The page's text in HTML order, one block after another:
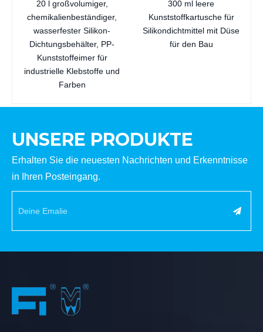
20 l großvolumiger,
chemikalienbeständiger,
wasserfester Silikon-
Dichtungsbehälter, PP-
Kunststoffeimer für
industrielle Klebstoffe und
Farben
300 ml leere
Kunststoffkartusche für
Silikondichtmittel mit Düse
für den Bau
UNSERE PRODUKTE
Erhalten Sie die neuesten Nachrichten und Erkenntnisse
in Ihren Posteingang.